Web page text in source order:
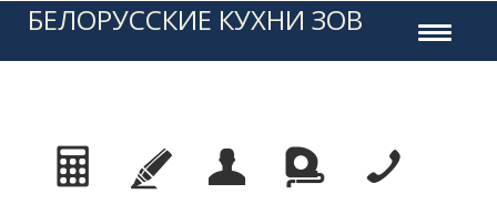
Toggle
БЕЛОРУССКИЕ КУХНИ ЗОВ